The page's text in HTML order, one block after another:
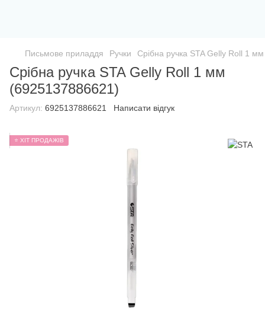
Письмове приладдя Ручки Срібна ручка STA Gelly Roll 1
Срібна ручка STA Gelly Roll 1 мм
(6925137886621)
Артикул: 6925137886621 Написати відгук
⭐ ХІТ ПРОДАЖІВ